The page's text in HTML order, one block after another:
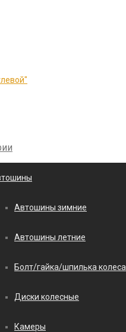
Автошины зимние
Автошины летние
Болт/гайка/шпилька колеса
Диски колесные
Камеры